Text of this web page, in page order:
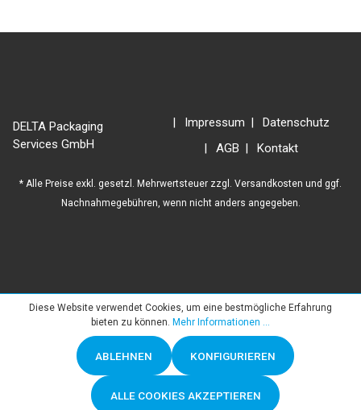
DELTA Packaging
Services GmbH
Impressum
Datenschutz
AGB
Kontakt
* Alle Preise exkl. gesetzl. Mehrwertsteuer zzgl. Versandkosten und ggf.
Nachnahmegebühren, wenn nicht anders angegeben.
Diese Website verwendet Cookies, um eine bestmögliche Erfahrung
bieten zu können. Mehr Informationen ...
ABLEHNEN KONFIGURIEREN
ALLE COOKIES AKZEPTIEREN